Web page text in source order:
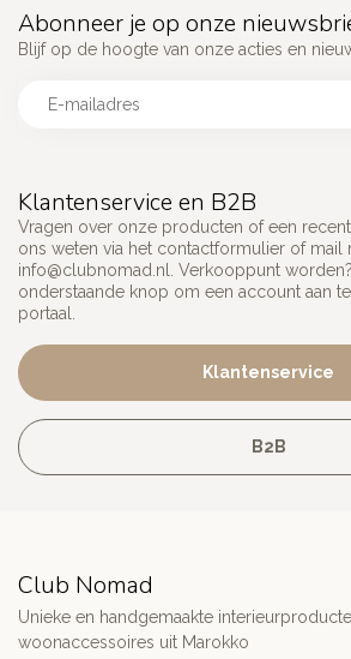
Klantenservice en B2B
Vragen over onze producten of een
ons weten via het contactformulier of mail
info@clubnomad.nl
. Verkooppunt
onderstaande knop om een account aan
portaal.
Klantenservice
B2B
Abonneer je op onze
Blijf op de hoogte van onze acties en
Club Nomad
Unieke en handgemaakte
woonaccessoires uit Marokko